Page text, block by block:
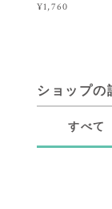
¥1,760
ショップの
すべて